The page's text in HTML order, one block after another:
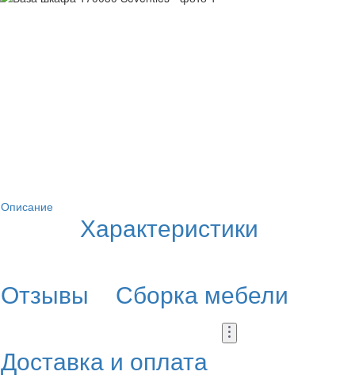
Описание
Характеристики
Отзывы
Сборка мебели
Доставка и оплата